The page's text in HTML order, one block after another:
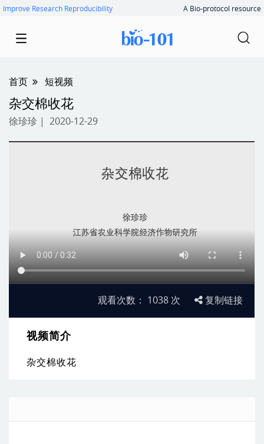
Improve Research Reproducibility A Bio-protocol resource
首页 短视频
杂交棉收花
徐珍珍 | 2020-12-29
观看次数： 1038 次 复制链接
视频简介
杂交棉收花